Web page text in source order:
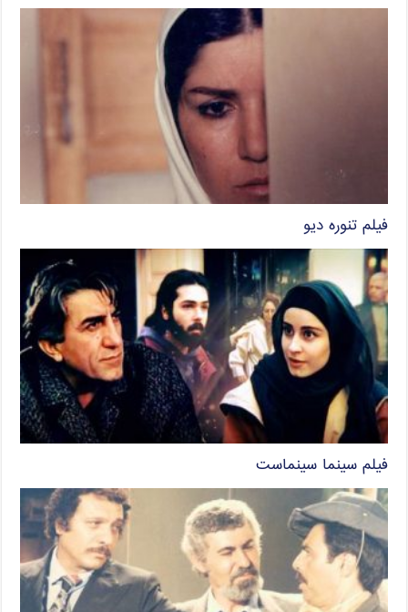
فیلم تنوره دیو
فیلم سینما سینماست